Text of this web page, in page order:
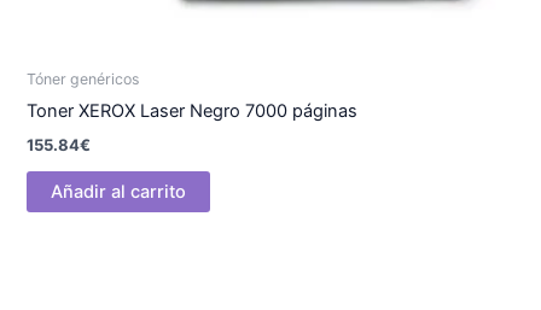
Tóner genéricos
Toner XEROX Laser Negro 7000 páginas
155.84€
Añadir al carrito